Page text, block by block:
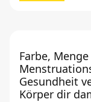
Farbe,
Gesundheit
Körper dir